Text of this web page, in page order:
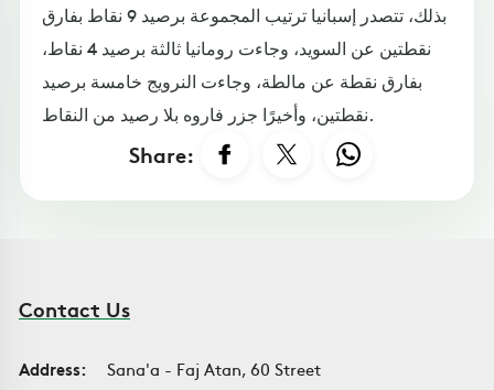
بذلك، تتصدر إسبانيا ترتيب المجموعة برصيد 9 نقاط بفارق
نقطتين عن السويد، وجاءت رومانيا ثالثة برصيد 4 نقاط،
بفارق نقطة عن مالطة، وجاءت النرويج خامسة برصيد
نقطتين، وأخيرًا جزر فاروه بلا رصيد من النقاط.
Share:
Contact Us
Address:
Sana'a - Faj Atan, 60 Street